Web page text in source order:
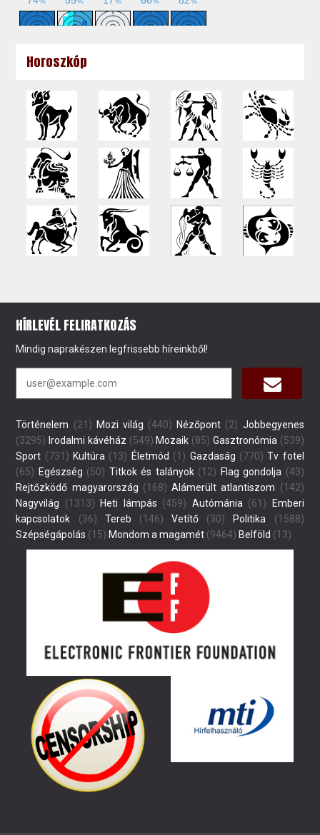
Horoszkóp
HÍRLEVÉL FELIRATKOZÁS
Mindig naprakészen legfrissebb híreinkből!
Történelem (21) Mozi világ (440) Nézőpont (2) Jobbegyenes
(3295) Irodalmi kávéház (549) Mozaik (85) Gasztronómia (539)
Sport (731) Kultúra (13) Életmód (1) Gazdaság (770) Tv fotel
(65) Egészség (50) Titkok és talányok(12) Flag gondolja (43)
Rejtőzködő magyarország (168) Alámerült atlantiszom (142)
Nagyvilág (1313) Heti lámpás (459) Autómánia (61)
Emberi
kapcsolatok (36) Tereb (146) Vetítő (30) Politika (1588)
Szépségápolás (15) Mondom a magamét (9464) Belföld (13)